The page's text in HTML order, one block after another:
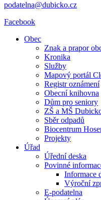
podatelna@dubicko.cz
Facebook
Obec
Znak a prapor
Kronika
Služby
Mapový portál
Registr oznámení
Obecní knihovna
Dům pro seniory
ZŠ a MŠ
Sběr odpadů
Biocentrum
Projekty
Úřad
Úřední deska
Povinné
Informace
Výroční
E-podatelna